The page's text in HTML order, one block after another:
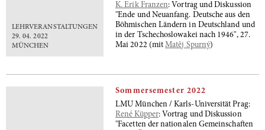
LEHRVERANSTALTUNGEN
29. 04. 2022
MÜNCHEN
K. Erik Franzen: Vortrag und Diskussion
"Ende und Neuanfang. Deutsche aus den
Böhmischen Ländern in Deutschland und
in der Tschechoslowakei nach 1946", 27.
Mai 2022 (mitMatěj Spurný)
Sommersemester 2022
LMU München / Karls-Universität Prag:
René Küpper: Vortrag und Diskussion
"Facetten der nationalen Gemeinschaften